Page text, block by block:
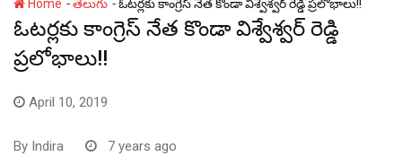
Home -తెలుగు -ఓటర్లకు కాంగ్రెస్ నేత కొండా విశ్వేశ్వర్ రెడ్డి ప్రలోభాలు!!
ఓటర్లకు కాంగ్రెస్ నేత కొండా విశ్వేశ్వర్ రెడ్డి
ప్రలోభాలు!!
April 10, 2019
By Indira 7 years ago